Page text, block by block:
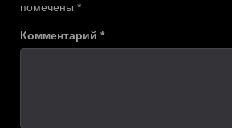
помечены *
Комментарий *